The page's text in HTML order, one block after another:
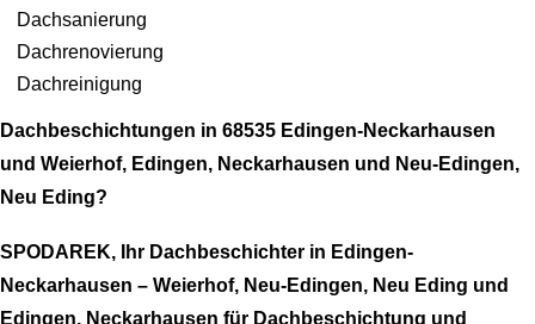
Dachsanierung
Dachrenovierung
Dachreinigung
Dachbeschichtungen in 68535 Edingen-Neckarhausen
und Weierhof, Edingen, Neckarhausen und Neu-Edingen,
Neu Eding?
SPODAREK, Ihr Dachbeschichter in Edingen-
Neckarhausen – Weierhof, Neu-Edingen, Neu Eding und
Edingen, Neckarhausen für Dachbeschichtung und